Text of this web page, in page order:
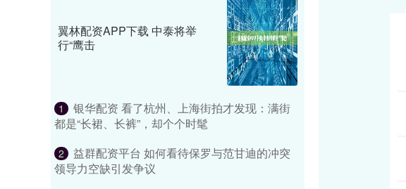
翼林配资APP下载 中泰将举
行“鹰击
1
银华配资 看了杭州、上海街拍才发现：满街
都是“长裙、长裤”，却个个时髦
2
益群配资平台 如何看待保罗与范甘迪的冲突
领导力空缺引发争议